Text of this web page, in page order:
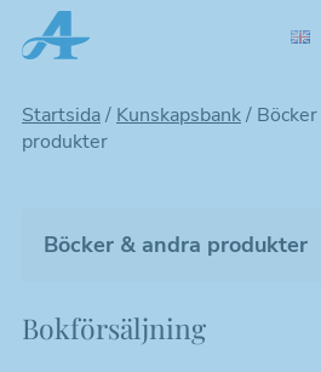
Hoppa
till
Startsida/ Kunskapsbank/
produkter
Böcker & andra produkter
Bokförsäljning